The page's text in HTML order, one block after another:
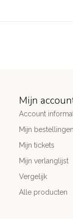
Mijn
Account
Mijn bestellingen
Mijn tickets
Mijn verlanglijst
Vergelijk
Alle producten